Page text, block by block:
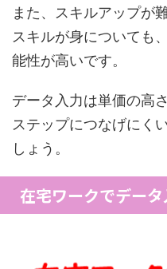
また、スキルアップが
スキルが身についても
能性が高いです。
データ入力は単価の高
ステップにつなげにく
しょう。
在宅ワークでデー